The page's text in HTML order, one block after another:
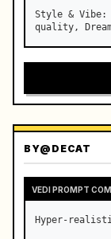
Style & Vibe:
quality,
BY@DECAT
VEDI PROMPT
Hyper-